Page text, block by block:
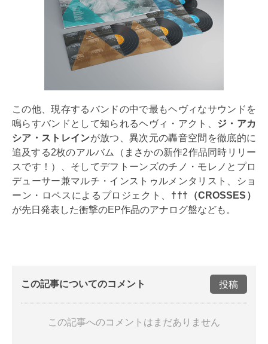
この他、現存するバンドの中で最もヘヴィなサウンドを
鳴らすバンドとして知られるヘヴィ・アクト、 ジ・アカ
シア・ストレインが放つ、異次元の轟音空間を徹底的に
追及する2枚のアルバム（まさかの新作2作品同時リリー
スです！）、そしてデフトーンズのチノ・モレノとプロ
デューサー兼マルチ・インストゥルメンタリスト、ショ
ーン・ロペスによるプロジェクト、 †††（CROSSES）
が先日発表した衝撃のEP作品のアナログ盤なども。
この記事についてのコメント 投稿
この記事へのコメントはまだありません